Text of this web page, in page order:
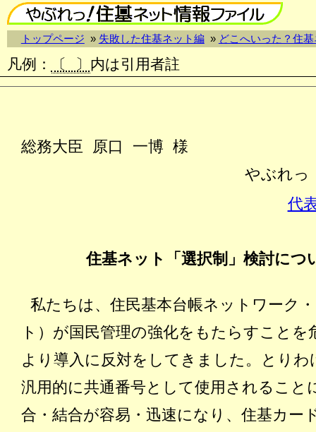
トップページ » 失敗した住基ネット編 » どこへいった？住
凡例 ： 〔 〕 内は引用者註
総務大臣 原口 一博 様
やぶれっ
代
住基ネット「選択制」検討につ
私たちは、住民基本台帳ネットワーク
ト）が国民管理の強化をもたらすことを
より導入に反対をしてきました。とりわ
汎用的に共通番号として使用されること
合・結合が容易・迅速になり、住基カー